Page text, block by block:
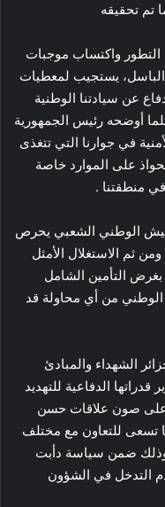
تم تحقيقه
التطور واكتساب موجبات
الباسل، يستجيب لمعطيات
عن سيادتنا الوطنية
أوضحه رئيس الجمهورية
في جوارنا التي تتغذى
على الموارد خاصة
منطقتنا .
الوطني الشعبي يحرص
ثم الاستغلال الأمثل
بغرض التأمين الشامل
الوطني من أي محاولة قد
الشهداء والمبادئ
الدفاعية للتهديد
على صون علاقات حسن
تسعى للتعاون مع مختلف
وذلك ضمن سياسة دأبت
التدخل في الشؤون